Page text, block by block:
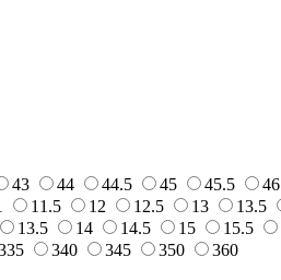
43 44 44.5 45 45.5 46
11.5 12 12.5 13 13.5
13.5 14 14.5 15 15.5
340 345 350
360